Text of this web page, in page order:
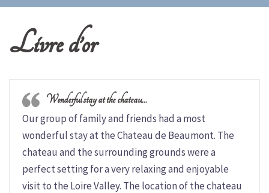
Livre d’or
Wonderful stay at the chateau…
Our group of family and friends had a most
wonderful stay at the Chateau de Beaumont. The
chateau and the surrounding grounds were a
perfect setting for a very relaxing and enjoyable
visit to the Loire Valley. The location of the chateau